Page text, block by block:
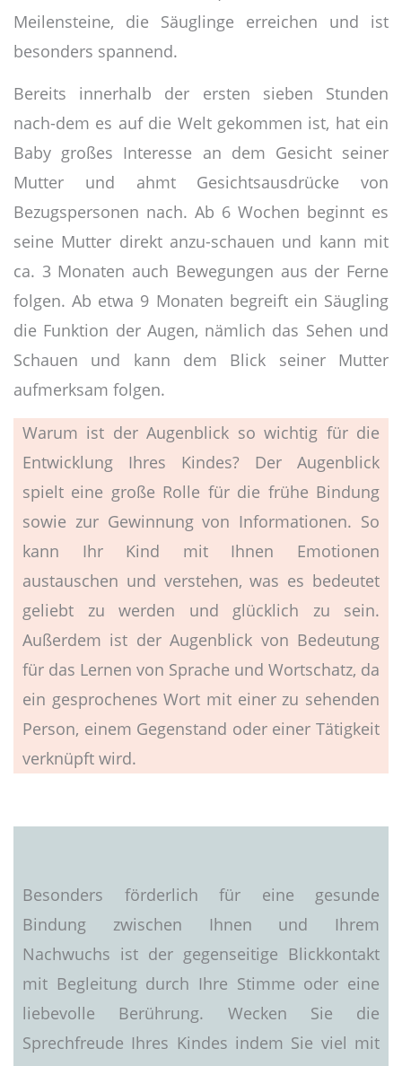
Meilensteine, die Säuglinge erreichen und ist
besonders spannend.
Bereits innerhalb der ersten sieben Stunden
nach-dem es auf die Welt gekommen ist, hat ein
Baby großes Interesse an dem Gesicht seiner
Mutter und ahmt Gesichtsausdrücke von
Bezugspersonen nach. Ab 6 Wochen beginnt es
seine Mutter direkt anzu-schauen und kann mit
ca. 3 Monaten auch Bewegungen aus der Ferne
folgen. Ab etwa 9 Monaten begreift ein Säugling
die Funktion der Augen, nämlich das Sehen und
Schauen und kann dem Blick seiner Mutter
aufmerksam folgen.
Warum ist der Augenblick so wichtig für die
Entwicklung Ihres Kindes? Der Augenblick
spielt eine große Rolle für die frühe Bindung
sowie zur Gewinnung von Informationen. So
kann Ihr Kind mit Ihnen Emotionen
austauschen und verstehen, was es bedeutet
geliebt zu werden und glücklich zu sein.
Außerdem ist der Augenblick von Bedeutung
für das Lernen von Sprache und Wortschatz, da
ein gesprochenes Wort mit einer zu sehenden
Person, einem Gegenstand oder einer Tätigkeit
verknüpft wird.
Besonders förderlich für eine gesunde
Bindung zwischen Ihnen und Ihrem
Nachwuchs ist der gegenseitige Blickkontakt
mit Begleitung durch Ihre Stimme oder eine
liebevolle Berührung. Wecken Sie die
Sprechfreude Ihres Kindes indem Sie viel mit